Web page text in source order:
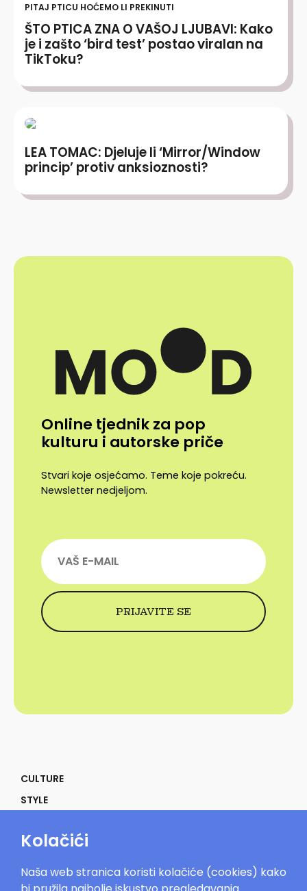
PITAJ PTICU HOĆEMO LI PREKINUTI
ŠTO PTICA ZNA O VAŠOJ LJUBAVI: Kako
je i zašto ‘bird test’ postao viralan na
TikToku?
LEA TOMAC: Djeluje li ‘Mirror/Window
princip’ protiv anksioznosti?
Online tjednik za pop
kulturu i autorske priče
Stvari koje osjećamo. Teme koje pokreću.
Newsletter nedjeljom.
CULTURE
STYLE
POWER
IN THE MOOD
Kolačići
Naša web stranica koristi kolačiće (cookies) kako